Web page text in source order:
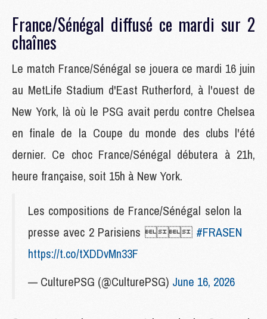
France/Sénégal diffusé ce mardi sur 2
chaînes
Le match France/Sénégal se jouera ce mardi 16 juin
au MetLife Stadium d'East Rutherford, à l'ouest de
New York, là où le PSG avait perdu contre Chelsea
en finale de la Coupe du monde des clubs l'été
dernier. Ce choc France/Sénégal débutera à 21h,
heure française, soit 15h à New York.
Les compositions de France/Sénégal selon la
presse avec 2 Parisiens  #FRASEN
https://t.co/tXDDvMn33F
— CulturePSG (@CulturePSG) June 16, 2026